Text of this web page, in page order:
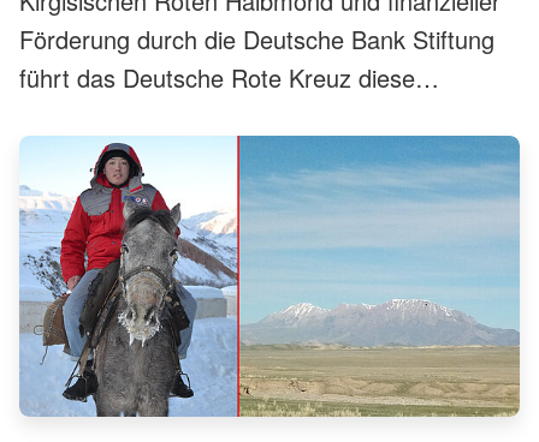
Förderung durch die Deutsche Bank Stiftung
führt das Deutsche Rote Kreuz diese
Projektleiter Shavkat Abdujabarov über Erfolge
und die Pläne für 2021.